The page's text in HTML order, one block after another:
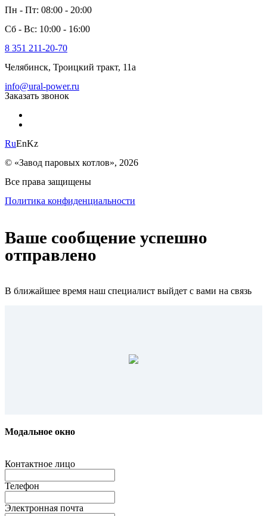
Пн - Пт: 08:00 - 20:00
Сб - Вс: 10:00 - 16:00
8 351 211-20-70
Челябинск, Троицкий тракт, 11а
info@ural-power.ru
Заказать звонок
RuEnKz
© «Завод паровых котлов», 2026
Все права защищены
Политика конфиденциальности
Ваше сообщение успешно
отправлено
В ближайшее время наш специалист выйдет с вами на связь
Модальное окно
Контактное лицо
Телефон
Электронная почта